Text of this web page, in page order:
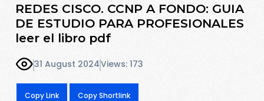
REDES CISCO. CCNP A FONDO: GUIA
DE ESTUDIO PARA PROFESIONALES
leer el libro pdf
31 August 2024Views: 173
Copy Link Copy Shortlink